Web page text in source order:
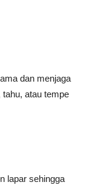
dan menjaga
atau tempe
lapar sehingga